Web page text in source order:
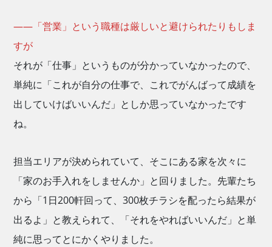
——「営業」という職種は厳しいと避けられたりもしま
すが
それが「仕事」というものが分かっていなかったので、
単純に「これが自分の仕事で、これでがんばって成績を
出していけばいいんだ」としか思っていなかったです
ね。
担当エリアが決められていて、そこにある家を次々に
「家のお手入れをしませんか」と回りました。先輩たち
から「1日200軒回って、300枚チラシを配ったら結果が
出るよ」と教えられて、「それをやればいいんだ」と単
純に思ってとにかくやりました。